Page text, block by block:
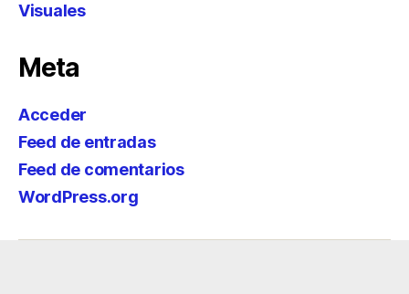
Visuales
Meta
Acceder
Feed de entradas
Feed de comentarios
WordPress.org